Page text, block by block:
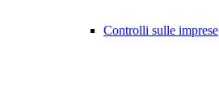
Controlli sulle imprese